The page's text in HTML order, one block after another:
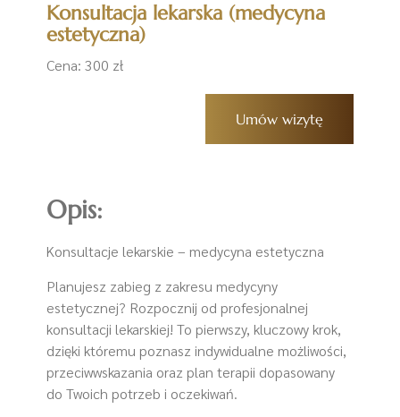
Konsultacja lekarska (medycyna
estetyczna)
Cena: 300 zł
Umów wizytę
Opis:
Konsultacje lekarskie – medycyna estetyczna
Planujesz zabieg z zakresu medycyny
estetycznej? Rozpocznij od profesjonalnej
konsultacji lekarskiej! To pierwszy, kluczowy krok,
dzięki któremu poznasz indywidualne możliwości,
przeciwwskazania oraz plan terapii dopasowany
do Twoich potrzeb i oczekiwań.